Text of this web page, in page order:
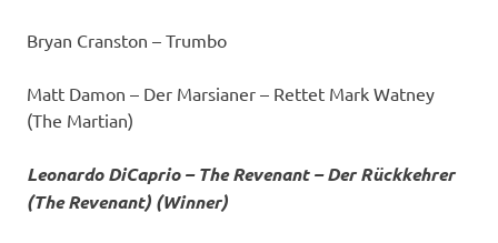
Bryan Cranston – Trumbo
Matt Damon – Der Marsianer – Rettet Mark Watney
(The Martian)
Leonardo DiCaprio – The Revenant – Der Rückkehrer
(The Revenant) (Winner)